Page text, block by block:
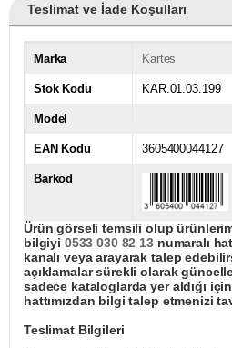
Teslimat ve İade Koşulları
Marka Kartes
Stok Kodu KAR.01.03.199
Model
EAN Kodu 3605400044127
Barkod
Ürün görseli temsili olup
bilgiyi 0533 030 82 13numaralı
kanalı veya arayarak talep
açıklamalar sürekli olarak
sadece kataloglarda yer aldığı
hattımızdan bilgi talep etmenizi
Teslimat Bilgileri